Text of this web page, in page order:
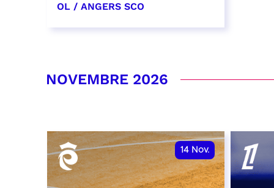
OL / ANGERS SCO
RÉSERVER
NOVEMBRE 2026
14 Nov.